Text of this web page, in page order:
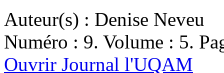
Auteur(s) : Denise Neveu
Numéro : 9. Volume : 5.
Ouvrir Journal l'UQAM